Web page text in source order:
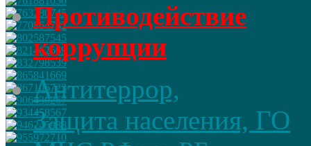
Противодействие
коррупции
Антитеррор,
Защита населения, ГО